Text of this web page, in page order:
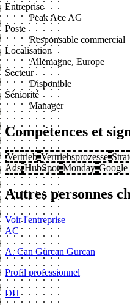
Entreprise
Peak Ace AG
Poste
Responsable commercial
Localisation
Allemagne, Europe
Secteur
Disponible
Séniorité
Manager
Compétences et
Vertrieb Vertriebsprozesse
Ads HubSpot Monday Google
Autres personnes
Voir l'entreprise
AC
A. Can Gürcan Gurcan
Profil professionnel
DH